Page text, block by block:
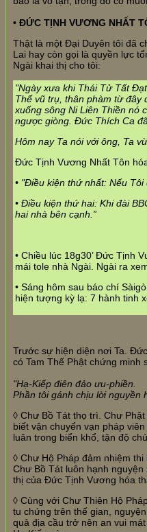
• ĐỨC TỊNH VƯƠNG NHẤT
Thật là một Đại Duyên tôi đã
Lai hay còn gọi là quyền lực
Ngài khai thị cho tôi:
"Ngày xưa khi Thái Tử Tất
Thể vũ trụ, thân phàm từ đây
xuống sông Ni Liên Thiền nó
ngược giòng. Đức Thích Ca
Hôm nay Ta nói với ông, Ta
Đức Tịnh Vương Nhất Tôn
• "Điều kiện thứ nhất: Nếu
• Điều kiện thứ hai: Khi đài
hainhà bên cạnh.”
• Chiều lúc 18g30’ Đức Tịnh
mái tole nhà Ngài. Ngài ra
• Sáng hôm sau báo chí
hiện tượng kỳ lạ: 7 hành tinh
Trước sự hiện diện nơi Ta.
có Tam Thế Phật chứng minh
"Hạ-Kiếp điên đảo ưu-phiền.
Phần tôi gánh chịu lời nguyền
◊ Chư Bồ Tát thọ trì. Chư
biết vận chuyển vạn pháp
luân trong biển khổ, tận độ
◊ Chư Hộ Pháp đảm nhiệm
Chư Bồ Tát luôn hạnh
thị của Đức Tịnh Vương hóa
◊ Cùng với Chư Thiên Hộ
tu chứng trên thế gian,
quả địa cầu trở nên an vui